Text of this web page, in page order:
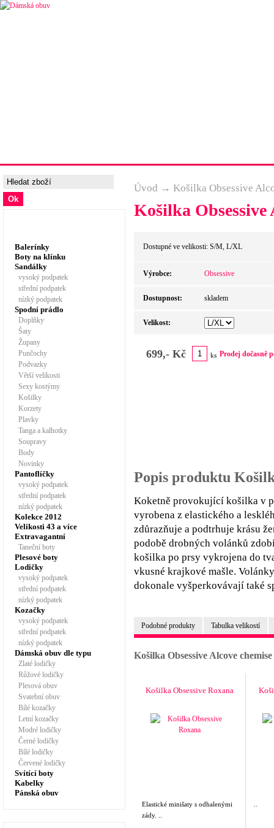
Balerínky
Boty na klínku
Sandálky
vysoký podpatek
střední podpatek
nízký podpatek
Spodní prádlo
Doplňky
Šaty
Župany
Punčochy
Podvazky
Větší velikosti
Sexy kostýmy
Košilky
Korzety
Plavky
Tanga a kalhotky
Soupravy
Body
Novinky
Pantoflíčky
vysoký podpatek
střední podpatek
nízký podpatek
Kolekce 2012
Velikosti 43 a více
Extravagantní
Taneční boty
Plesové boty
Lodičky
vysoký podpatek
střední podpatek
nízký podpatek
Kozačky
vysoký podpatek
střední podpatek
nízký podpatek
Dámská obuv dle typu
Zlaté lodičky
Růžové lodičky
Plesová obuv
Svatební obuv
Bílé kozačky
Letní kozačky
Modré lodičky
Černé lodičky
Bílé lodičky
Červené lodičky
Svítící boty
Kabelky
Pánská obuv
Úvod → Košilka Obsessive
Košilka Obsessive
Dostupné ve velikosti: S/M, L/XL
Výrobce: Obsessive
Dostupnost: skladem
Velikost:
699,- Kč ks Prodej dočasně
Popis produktu
Koketně provokující košilka v
vyrobena z elastického a
zdůrazňuje a podtrhuje krásu
podobě drobných volánků
košilka po prsy vykrojena do
vkusné krajkové mašle.
dokonale vyšperkovávají také
Podobné produkty Tabulka velikostí
Košilka Obsessive Alcove
Košilka Obsessive Roxana
Elastické minišaty s odhalenými
zády. ..